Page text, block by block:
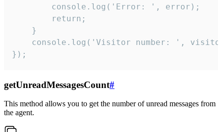
        console.log('Error: ', error);
        return;
    }
console.log('Visitor number: ',
});
getUnreadMessagesCount#
This method allows you to get the number of unread messages from
the agent.